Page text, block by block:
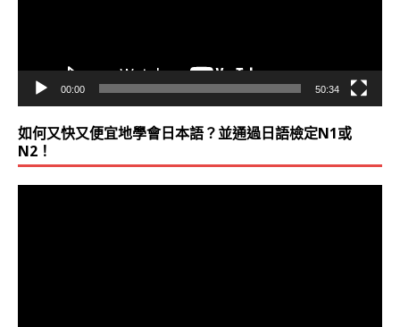
00:00 50:34
如何又快又便宜地學會日本語？並通過日語檢定N1或
N2！